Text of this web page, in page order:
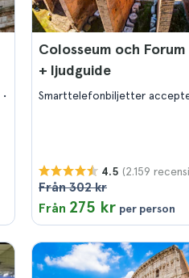
Colosseum och Forum
+ ljudguide
Smarttelefonbiljetter
4.5 (2.159
Från 302 kr
Från 275 kr per person